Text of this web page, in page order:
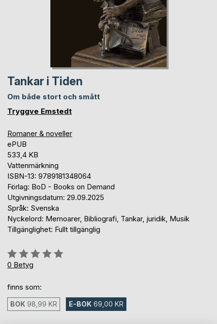
Tankar i Tiden
Om både stort och smått
Tryggve Emstedt
Romaner & noveller
ePUB
533,4 KB
Vattenmärkning
ISBN-13: 9789181348064
Förlag: BoD - Books on Demand
Utgivningsdatum: 29.09.2025
Språk: Svenska
Nyckelord: Memoarer, Bibliografi, Tankar, juridik, Musik
Tillgänglighet: Fullt tillgänglig
Betyg::
0%
0 Betyg
finns som:
BOK 98,99 KR E-BOK 69,00 KR